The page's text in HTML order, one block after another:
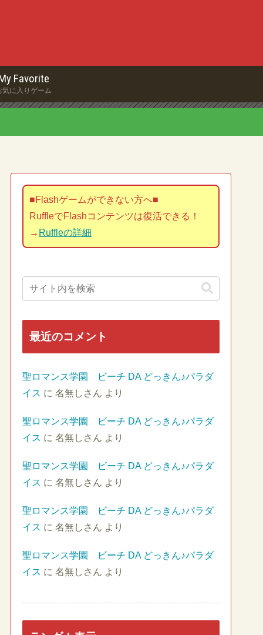
Favorite
気に入りゲーム
■Flashゲームができない方へ■
RuffleでFlashコンテンツは復活できる！
→ Ruffleの詳細
最近のコメント
聖ロマンス学園 ビーチ DA どっきん♪パラダ
イス に 名無しさん より
聖ロマンス学園 ビーチ DA どっきん♪パラダ
イス に 名無しさん より
聖ロマンス学園 ビーチ DA どっきん♪パラダ
イス に 名無しさん より
聖ロマンス学園 ビーチ DA どっきん♪パラダ
イス に 名無しさん より
聖ロマンス学園 ビーチ DA どっきん♪パラダ
イス に 名無しさん より